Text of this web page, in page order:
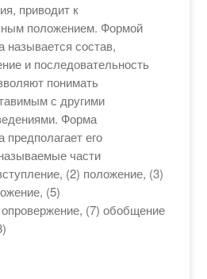
приводит к
положением. Формой
называется состав,
и последовательность
понимать
с другими
Форма
предполагает его
части
(2) положение, (3)
(5)
(7) обобщение